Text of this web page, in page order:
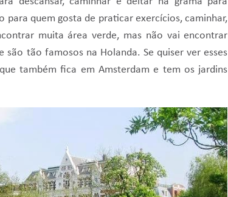
quem gosta de praticar exercícios, caminhar,
muita área verde, mas não vai encontrar
tão famosos na Holanda. Se quiser ver esses
que também fica em Amsterdam e tem os jardins